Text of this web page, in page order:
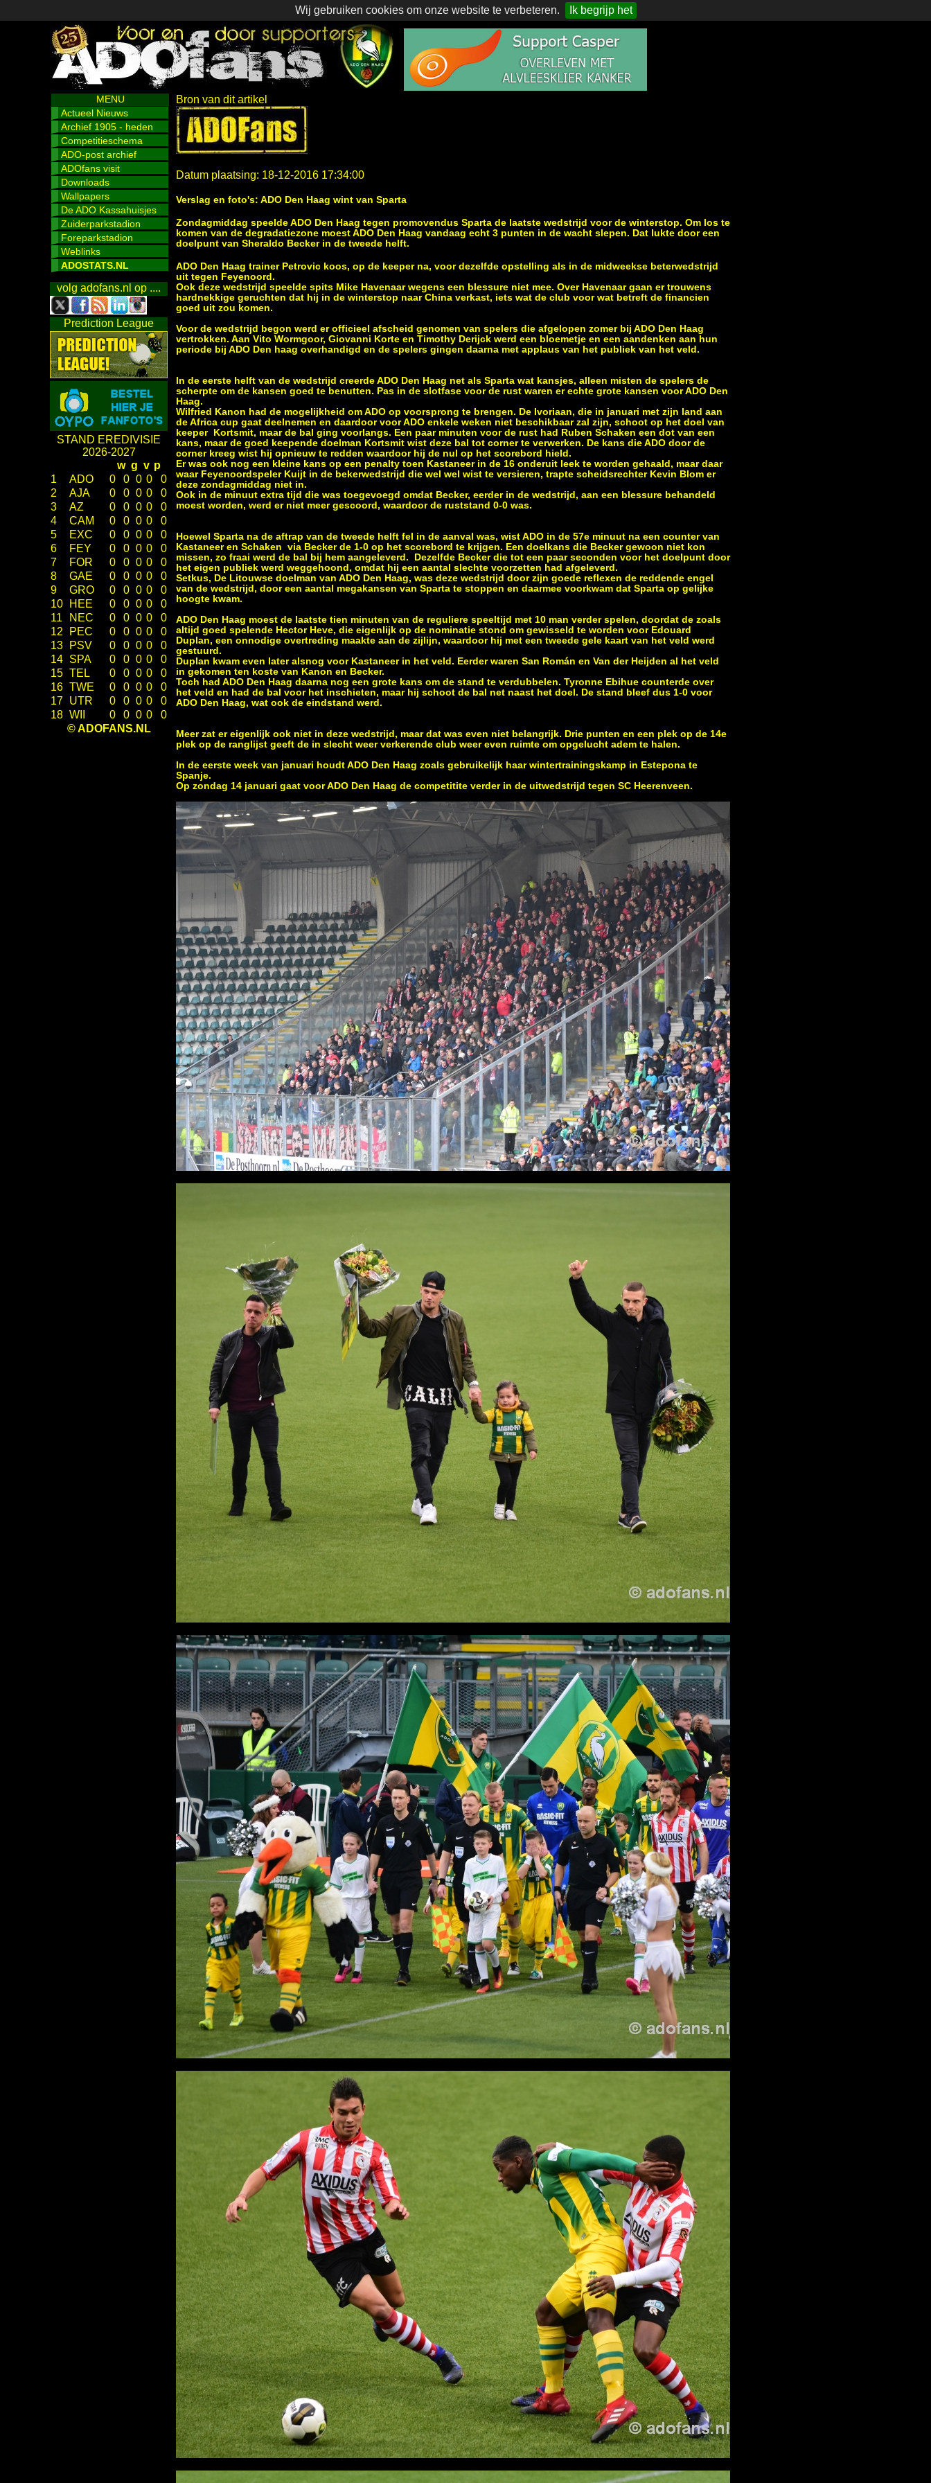
Wij gebruiken cookies om onze website te verbeteren. Ik begrijp het
MENU
Actueel Nieuws
Archief 1905 - heden
Competitieschema
ADO-post archief
ADOfans visit
Downloads
Wallpapers
De ADO Kassahuisjes
Zuiderparkstadion
Foreparkstadion
Weblinks
ADOSTATS.NL
volg adofans.nl op ....
Prediction League
STAND EREDIVISIE
2026-2027
w g v p
1
ADO 0 0 0 0
0
2
AJA 0 0 0 0
0
3
AZ 0 0 0 0
0
4
CAM 0 0 0 0
0
5
EXC 0 0 0 0
0
6
FEY 0 0 0 0
0
7
FOR 0 0 0 0
0
8
GAE 0 0 0 0
0
9
GRO 0 0 0 0
0
10
HEE 0 0 0 0
0
11
NEC 0 0 0 0
0
12
PEC 0 0 0 0
0
13
PSV 0 0 0 0
0
14 SPA 0 0 0 0
0
15 TEL 0 0 0 0
0
16 TWE 0 0 0 0
0
17 UTR 0 0 0 0
0
18 WII 0 0 0 0
0
© ADOFANS.NL
Bron van dit artikel
Datum plaatsing: 18-12-2016 17:34:00
Verslag en foto's: ADO Den Haag wint van Sparta
Zondagmiddag speelde ADO Den Haag tegen promovendus Sparta de laatste wedstrijd voor de winterstop. Om los te
komen van de degradatiezone moest ADO Den Haag vandaag echt 3 punten in de wacht slepen. Dat lukte door een
doelpunt van Sheraldo Becker in de tweede helft.
ADO Den Haag trainer Petrovic koos, op de keeper na, voor dezelfde opstelling als in de midweekse beterwedstrijd
uit tegen Feyenoord.
Ook deze wedstrijd speelde spits Mike Havenaar wegens een blessure niet mee. Over Havenaar gaan er trouwens
hardnekkige geruchten dat hij in de winterstop naar China verkast, iets wat de club voor wat betreft de financien
goed uit zou komen.
Voor de wedstrijd begon werd er officieel afscheid genomen van spelers die afgelopen zomer bij ADO Den Haag
vertrokken. Aan Vito Wormgoor, Giovanni Korte en Timothy Derijck werd een bloemetje en een aandenken aan hun
periode bij ADO Den haag overhandigd en de spelers gingen daarna met applaus van het publiek van het veld.
In de eerste helft van de wedstrijd creerde ADO Den Haag net als Sparta wat kansjes, alleen misten de spelers de
scherpte om de kansen goed te benutten. Pas in de slotfase voor de rust waren er echte grote kansen voor ADO Den
Haag.
Wilfried Kanon had de mogelijkheid om ADO op voorsprong te brengen. De Ivoriaan, die in januari met zijn land aan
de Africa cup gaat deelnemen en daardoor voor ADO enkele weken niet beschikbaar zal zijn, schoot op het doel van
keeper Kortsmit, maar de bal ging voorlangs. Een paar minuten voor de rust had Ruben Schaken een dot van een
kans, maar de goed keepende doelman Kortsmit wist deze bal tot corner te verwerken. De kans die ADO door de
corner kreeg wist hij opnieuw te redden waardoor hij de nul op het scorebord hield.
Er was ook nog een kleine kans op een penalty toen Kastaneer in de 16 onderuit leek te worden gehaald, maar daar
waar Feyenoordspeler Kuijt in de bekerwedstrijd die wel wel wist te versieren, trapte scheidsrechter Kevin Blom er
deze zondagmiddag niet in.
Ook in de minuut extra tijd die was toegevoegd omdat Becker, eerder in de wedstrijd, aan een blessure behandeld
moest worden, werd er niet meer gescoord, waardoor de ruststand 0-0 was.
Hoewel Sparta na de aftrap van de tweede helft fel in de aanval was, wist ADO in de 57e minuut na een counter van
Kastaneer en Schaken via Becker de 1-0 op het scorebord te krijgen. Een doelkans die Becker gewoon niet kon
missen, zo fraai werd de bal bij hem aangeleverd. Dezelfde Becker die tot een paar seconden voor het doelpunt door
het eigen publiek werd weggehoond, omdat hij een aantal slechte voorzetten had afgeleverd.
Setkus, De Litouwse doelman van ADO Den Haag, was deze wedstrijd door zijn goede reflexen de reddende engel
van de wedstrijd, door een aantal megakansen van Sparta te stoppen en daarmee voorkwam dat Sparta op gelijke
hoogte kwam.
ADO Den Haag moest de laatste tien minuten van de reguliere speeltijd met 10 man verder spelen, doordat de zoals
altijd goed spelende Hector Heve, die eigenlijk op de nominatie stond om gewisseld te worden voor Edouard
Duplan, een onnodige overtreding maakte aan de zijlijn, waardoor hij met een tweede gele kaart van het veld werd
gestuurd.
Duplan kwam even later alsnog voor Kastaneer in het veld. Eerder waren San Román en Van der Heijden al het veld
in gekomen ten koste van Kanon en Becker.
Toch had ADO Den Haag daarna nog een grote kans om de stand te verdubbelen. Tyronne Ebihue counterde over
het veld en had de bal voor het inschieten, maar hij schoot de bal net naast het doel. De stand bleef dus 1-0 voor
ADO Den Haag, wat ook de eindstand werd.
Meer zat er eigenlijk ook niet in deze wedstrijd, maar dat was even niet belangrijk. Drie punten en een plek op de 14e
plek op de ranglijst geeft de in slecht weer verkerende club weer even ruimte om opgelucht adem te halen.
In de eerste week van januari houdt ADO Den Haag zoals gebruikelijk haar wintertrainingskamp in Estepona te
Spanje.
Op zondag 14 januari gaat voor ADO Den Haag de competitite verder in de uitwedstrijd tegen SC Heerenveen.